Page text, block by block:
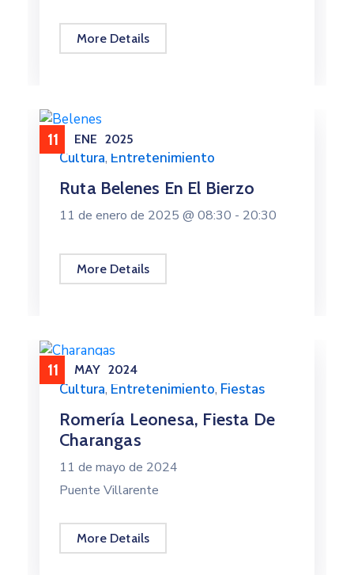
More Details
11 ENE 2025
Cultura, Entretenimiento
Ruta Belenes En El Bierzo
11 de enero de 2025 @ 08:30 - 20:30
More Details
11 MAY 2024
Cultura, Entretenimiento, Fiestas
Romería Leonesa, Fiesta De
Charangas
11 de mayo de 2024
Puente Villarente
More Details